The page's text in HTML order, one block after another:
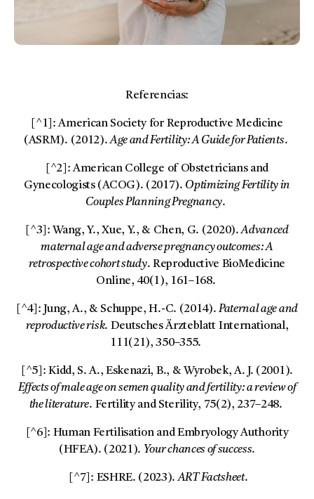
Referencias:
[^1]: American Society for Reproductive Medicine
(ASRM). (2012).Age and Fertility: A Guide for Patients.
[^2]: American College of Obstetricians and
Gynecologists (ACOG). (2017). Optimizing Fertility in
Couples Planning Pregnancy.
[^3]: Wang, Y., Xue, Y., & Chen, G. (2020).Advanced
maternal age and adverse pregnancy outcomes: A
retrospective cohort study. Reproductive BioMedicine
Online, 40(1), 161–168.
[^4]: Jung, A., & Schuppe, H.-C. (2014).Paternal age and
reproductive risk. Deutsches Ärzteblatt International,
111(21), 350–355.
[^5]: Kidd, S. A., Eskenazi, B., & Wyrobek, A. J. (2001).
Effects of male age on semen quality and fertility: a review of
the literature. Fertility and Sterility, 75(2), 237–248.
[^6]: Human Fertilisation and Embryology Authority
(HFEA). (2021). Your chances of success.
[^7]: ESHRE. (2023).ART Factsheet.